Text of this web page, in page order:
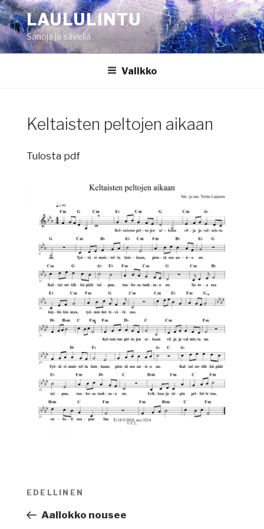
Siirry
sisältöönLAULULINTU
Sanoja ja säveliä
Valikko
Keltaisten peltojen aikaan
Tulosta pdf
Artikkelien
Edellinen
artikkeli
EDELLINEN
Aallokko nousee